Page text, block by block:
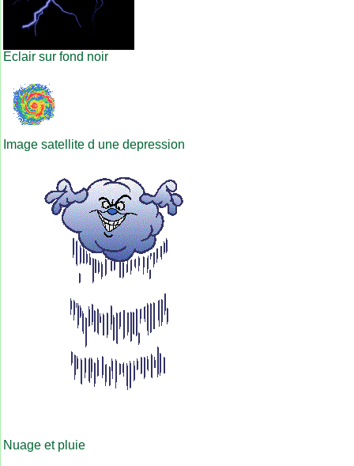
Eclair sur fond noir
Image satellite d une depression
Nuage et pluie